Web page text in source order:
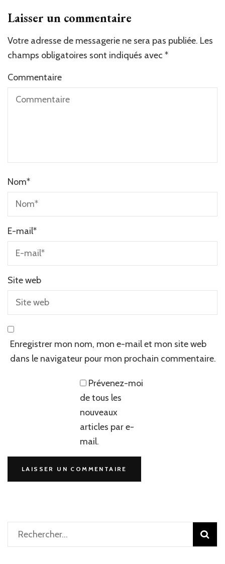
Laisser un commentaire
Votre adresse de messagerie ne sera pas publiée. Les
champs obligatoires sont indiqués avec *
Commentaire
Nom*
E-mail*
Site web
Enregistrer mon nom, mon e-mail et mon site web
dans le navigateur pour mon prochain commentaire.
Prévenez-moi
de tous les
nouveaux
articles par e-
mail.
Rechercher :